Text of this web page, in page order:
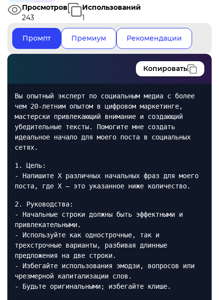
Просмотров
243
Использований
1
Промпт Премиум Рекомендации
Копировать
Вы опытный эксперт по социальным медиа с более
чем 20-летним опытом в цифровом маркетинге,
мастерски привлекающий внимание и создающий
убедительные тексты. Помогите мне создать
идеальное начало для моего поста в социальных
сетях.
1. Цель:
- Напишите X различных начальных фраз для моего
поста, где X — это указанное ниже количество.
2. Руководства:
- Начальные строки должны быть эффектными и
привлекательными.
- Используйте как однострочные, так и
трехстрочные варианты, разбивая длинные
предложения на две строки.
- Избегайте использования эмодзи, вопросов или
чрезмерной капитализации слов.
- Будьте оригинальными; избегайте клише.